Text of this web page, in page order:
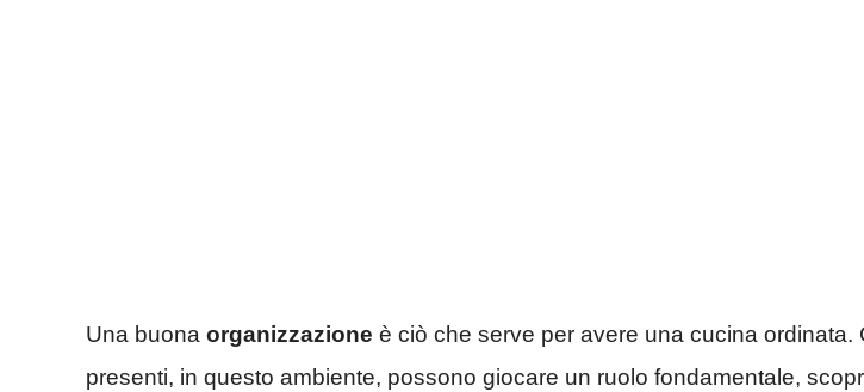
Una buona organizzazione è ciò che serve per avere una cucina ordinata.
presenti, in questo ambiente, possono giocare un ruolo fondamentale,